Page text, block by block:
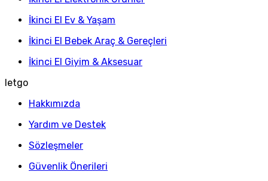
İkinci El Ev & Yaşam
İkinci El Bebek Araç & Gereçleri
İkinci El Giyim & Aksesuar
letgo
Hakkımızda
Yardım ve Destek
Sözleşmeler
Güvenlik Önerileri